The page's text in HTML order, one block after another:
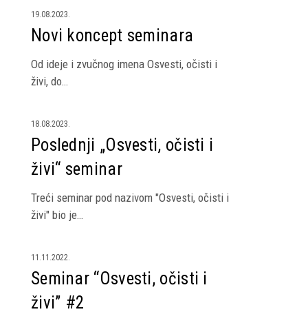
Novi
koncept
seminara
19.08.2023.
Novi koncept seminara
Od ideje i zvučnog imena Osvesti, očisti i
živi, do…
Poslednji
„Osvesti,
očisti
seminar
18.08.2023.
Poslednji „Osvesti, očisti i
živi“ seminar
Treći seminar pod nazivom "Osvesti, očisti i
živi" bio je…
Seminar
“Osvesti,
očisti
11.11.2022.
Seminar “Osvesti, očisti i
živi” #2